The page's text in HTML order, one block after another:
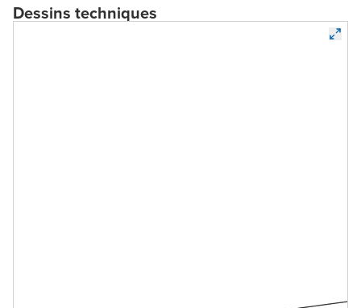
Dessins techniques